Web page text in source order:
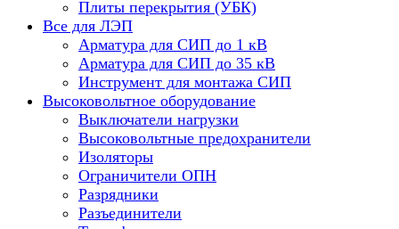
Плиты перекрытия (УБК)
Все для ЛЭП
Арматура для СИП до 1 кВ
Арматура для СИП до 35 кВ
Инструмент для монтажа СИП
Высоковольтное оборудование
Выключатели нагрузки
Высоковольтные предохранители
Изоляторы
Ограничители ОПН
Разрядники
Разъединители